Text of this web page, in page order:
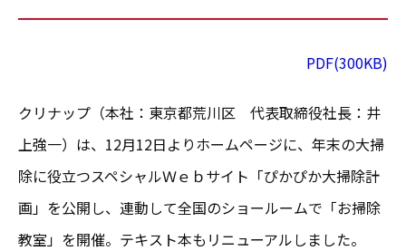
PDF(300KB)
クリナップ（本社：東京都荒川区 代表取締役社長：井
上強一）は、12月12日よりホームページに、年末の大掃
除に役立つスペシャルＷｅｂサイト「ぴかぴか大掃除計
画」を公開し、連動して全国のショールームで「お掃除
教室」を開催。テキスト本もリニューアルしました。